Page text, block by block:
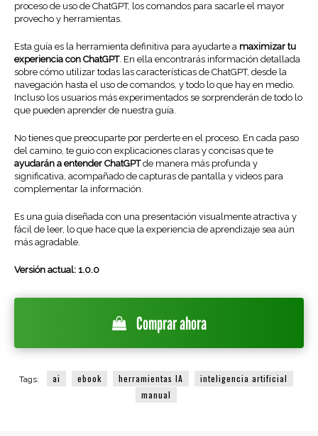
proceso de uso de ChatGPT, los comandos para sacarle el mayor
provecho y herramientas.
Esta guía es la herramienta definitiva para ayudarte a maximizar tu
experiencia con ChatGPT. En ella encontrarás información detallada
sobre cómo utilizar todas las características de ChatGPT, desde la
navegación hasta el uso de comandos, y todo lo que hay en medio.
Incluso los usuarios más experimentados se sorprenderán de todo lo
que pueden aprender de nuestra guía.
No tienes que preocuparte por perderte en el proceso. En cada paso
del camino, te guio con explicaciones claras y concisas que te
ayudarán a entender ChatGPTde manera más profunda y
significativa, acompañado de capturas de pantalla y videos para
complementar la información.
Es una guía diseñada con una presentación visualmente atractiva y
fácil de leer, lo que hace que la experiencia de aprendizaje sea aún
más agradable.
Versión actual: 1.0.0
Comprar ahora
Tags: ai ebook herramientas IA
inteligencia artificial
manual